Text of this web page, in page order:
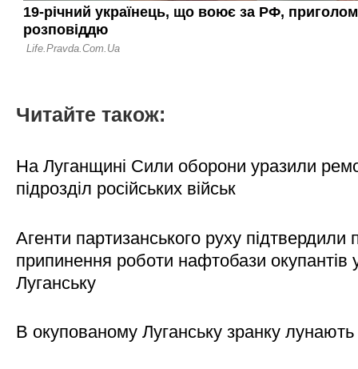
Читайте також:
На Луганщині Сили оборони уразили
підрозділ російських військ
Агенти партизанського руху підтвердили
припинення роботи нафтобази окупантів
Луганську
В окупованому Луганську зранку